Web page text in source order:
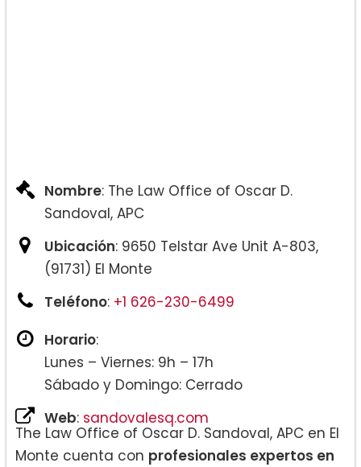
Nombre: The Law Office of Oscar D.
Sandoval, APC
Ubicación: 9650 Telstar Ave Unit A-803,
(91731) El Monte
Teléfono: +1 626-230-6499
Horario:
Lunes – Viernes: 9h – 17h
Sábado y Domingo: Cerrado
Web: sandovalesq.com
The Law Office of Oscar D. Sandoval, APC en El
Monte cuenta con profesionales expertos en